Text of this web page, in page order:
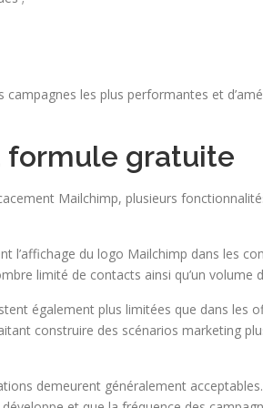
campagnes les plus performantes et
formule gratuite
Mailchimp, plusieurs
l’affichage du logo Mailchimp dans les
limité de contacts ainsi qu’un volume
également plus limitées que dans les
construire des scénarios marketing
demeurent généralement